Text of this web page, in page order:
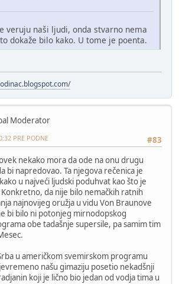
veruju naši ljudi, onda stvarno nema
dokaže bilo kako. U tome je poenta.
Moderator
#83
PRE PODNE
nekako mora da ode na onu drugu
bi napredovao. Ta njegova rečenica je
u najveći ljudski poduhvat kao što je
da nije bilo nemačkih ratnih
najnovijeg oružja u vidu Von Braunove
bi bilo ni potonjeg mirnodopskog
obe tadašnje supersile, pa samim tim
u američkom svemirskom programu
našu gimaziju posetio nekadšnji
koji je lično bio jedan od vodja tima u